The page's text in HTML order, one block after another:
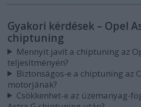
Gyakori kérdések – Opel
chiptuning
Mennyit javít a chiptuning az
teljesítményén?
Biztonságos-e a chiptuning az
motorjának?
Csökkenhet-e az üzemanyag-